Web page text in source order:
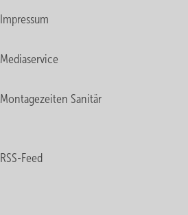
Impressum
Mediaservice
Montagezeiten Sanitär
RSS-Feed